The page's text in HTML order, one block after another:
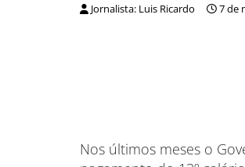
Jornalista: Luis Ricardo 7 de
Nos últimos meses o